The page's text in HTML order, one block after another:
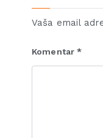
Vaša email
Komentar*